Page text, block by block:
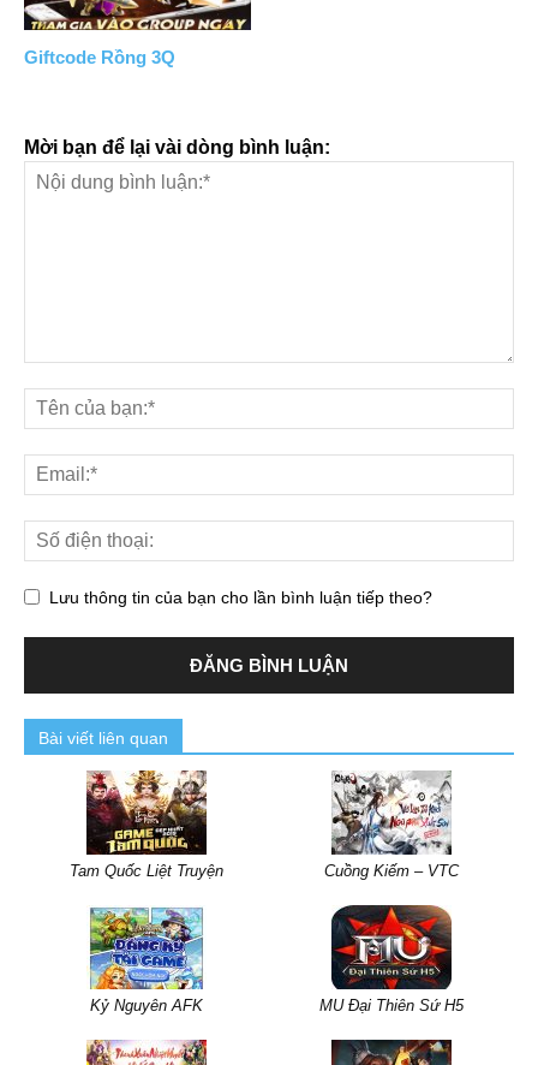
Giftcode Rồng 3Q
Mời bạn để lại vài dòng bình luận:
Lưu thông tin của bạn cho lần bình luận tiếp theo?
Bài viết liên quan
Tam Quốc Liệt Truyện Cuồng Kiếm – VTC
Kỷ Nguyên AFK MU Đại Thiên Sứ H5